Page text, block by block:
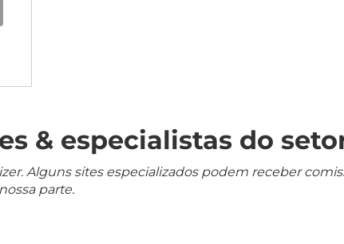
& especialistas do
Alguns sites especializados podem receber
nossa parte.